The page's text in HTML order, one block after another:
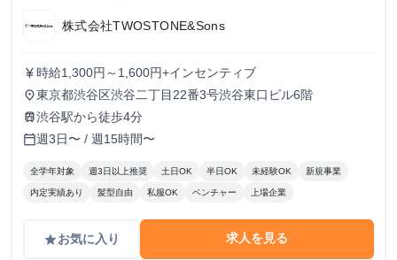
株式会社TWOSTONE&Sons
currency_yen 時給1,300円～1,600円+インセンティブ
place東京都渋谷区渋谷二丁目22番3号渋谷東口ビル6階
train渋谷駅から徒歩4分
calendar_today週3日〜 / 週15時間〜
全学年対象 週3日以上推奨 土日OK 半日OK 未経験OK 新規事業
内定実績あり 髪型自由 私服OK ベンチャー 上場企業
gradeお気に入り 求人を見る